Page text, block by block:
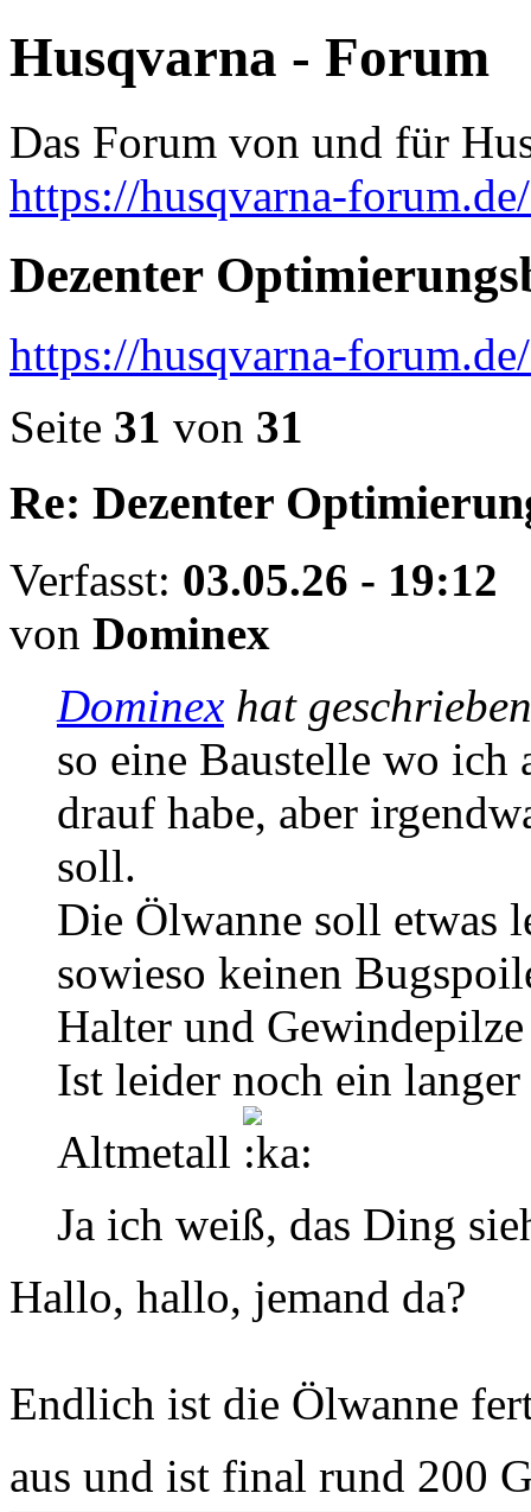
Husqvarna - Forum
Das Forum von und für
https://husqvarna-
Dezenter
https://husqvarna-
Seite 31 von 31
Re: Dezenter
Verfasst: 03.05.26 - 19:12
von Dominex
Dominex hat
so eine Baustelle wo
drauf habe, aber
soll.
Die Ölwanne soll etwas
sowieso keinen
Halter und
Ist leider noch ein
Altmetall
Ja ich weiß, das Ding
Hallo, hallo, jemand da?
Endlich ist die Ölwanne
aus und ist final rund 200